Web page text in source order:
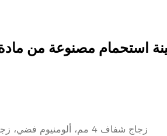
استحمام مصنوعة من
زجاج شفاف 4 مم، ألومنيوم فضي، زجاج خلفي مطلي باللون الأبيض